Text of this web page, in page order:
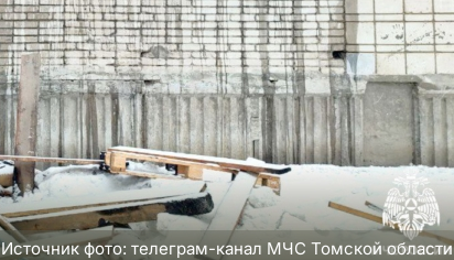
Источник фото: телеграм-канал МЧС Томской области